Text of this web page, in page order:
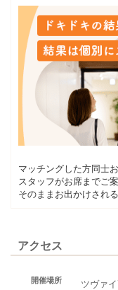
マッチングした方同士
スタッフがお席までご
そのままお出かけされ
アクセス
開催場所
ツヴァ